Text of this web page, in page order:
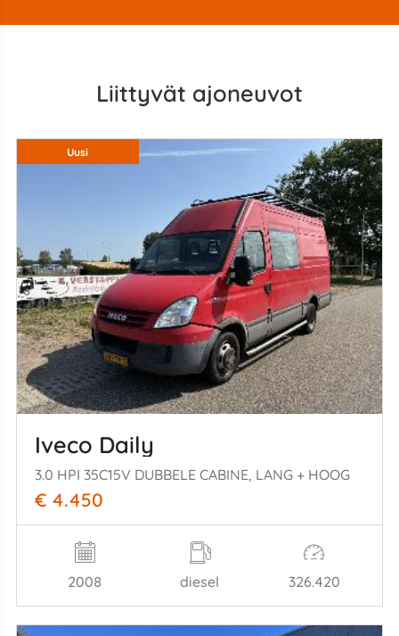
Liittyvät ajoneuvot
Uusi
Iveco Daily
3.0 HPI 35C15V DUBBELE CABINE, LANG + HOOG
€ 4.450
2008 diesel 326.420